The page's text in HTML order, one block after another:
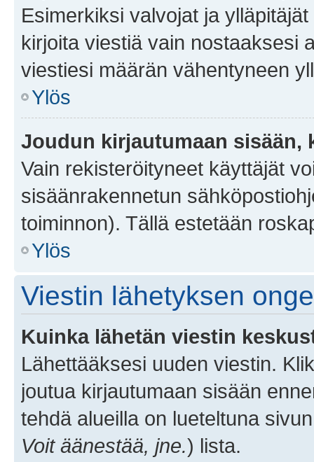
Esimerkiksi valvojat ja
kirjoita viestiä vain nostaaksesi
viestiesi määrän vähentyneen
Ylös
Joudun kirjautumaan sisään,
Vain rekisteröityneet käyttäjät
sisäänrakennetun
toiminnon). Tällä estetään
Ylös
Viestin lähetyksen
Kuinka lähetän viestin
Lähettääksesi uuden viestin.
joutua kirjautumaan sisään
tehdä alueilla on lueteltuna
Voit äänestää, jne.) lista.